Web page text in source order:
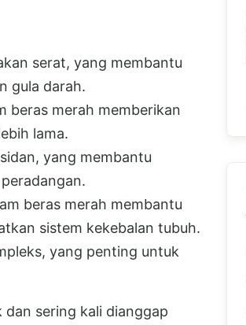
serat, yang membantu
gula darah.
beras merah memberikan
lama.
yang membantu
beras merah membantu
sistem kekebalan tubuh.
yang penting untuk
dan sering kali dianggap